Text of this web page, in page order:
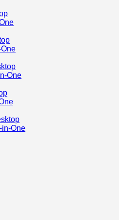
One
in-One